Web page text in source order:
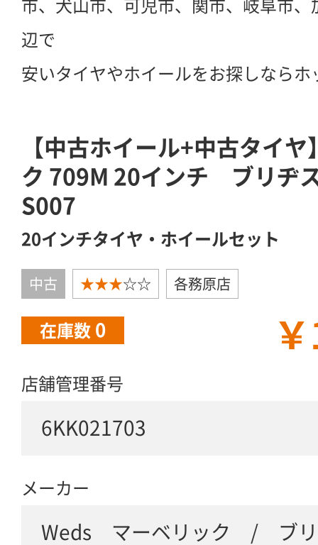
市、犬山市、可児市、関市、岐阜市
辺で
安いタイヤやホイールをお探しなら
【中古ホイール+中古タイ
ク 709M 20インチ ブリヂ
S007
20インチタイヤ・ホイールセット
中古 ★★★☆☆ 各務原店
在庫数 0
店舗管理番号
6KK021703
メーカー
Weds マーベリック / ブリ